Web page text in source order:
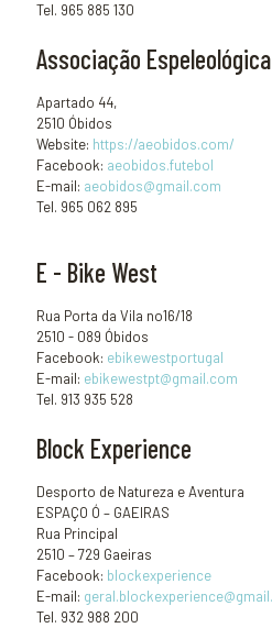
Tel. 965 885 130
Associação
Apartado 44,
2510 Óbidos
Website: https://aeobidos.com/
Facebook: aeobidos.futebol
E-mail: aeobidos@gmail.com
Tel. 965 062 895
E - Bike West
Rua Porta da Vila no16/18
2510 - 089 Óbidos
Facebook: ebikewestportugal
E-mail: ebikewestpt@gmail.com
Tel. 913 935 528
Block Experience
Desporto de Natureza e Aventura
ESPAÇO Ó – GAEIRAS
Rua Principal
2510 – 729 Gaeiras
Facebook: blockexperience
E-mail:
Tel. 932 988 200